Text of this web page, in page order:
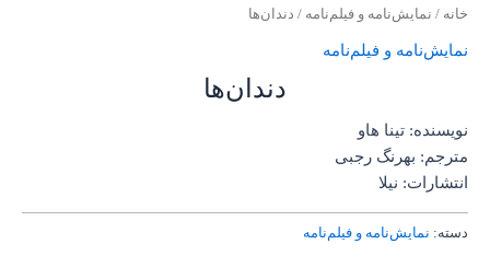
خانه / نمایش‌نامه و فیلم‌نامه / دندان‌ها
نمایش‌نامه و فیلم‌نامه
دندان‌ها
نویسنده: تینا هاو
مترجم: بهرنگ رجبی
انتشارات: نیلا
دسته: نمایش‌نامه و فیلم‌نامه